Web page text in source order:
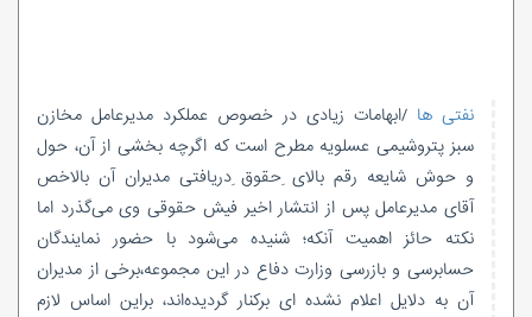
نفتی ها /ابهامات زیادی در خصوص عملکرد مدیرعامل مخازن
سبز پتروشیمی عسلویه مطرح است که اگرچه بخشی از آن، حول
و حوش شایعه رقم بالای ِحقوق ِدریافتی مدیران آن بالاخص
آقای مدیرعامل پس از انتشار اخیر فیش حقوقی وی می‌گذرد اما
نکته حائز اهمیت آنکه؛ شنیده می‌شود با حضور نمایندگان
حسابرسی و بازرسی وزارت دفاع در این مجموعه،برخی از مدیران
آن به دلایل اعلام نشده ای برکنار گردیده‌اند، براین اساس لازم